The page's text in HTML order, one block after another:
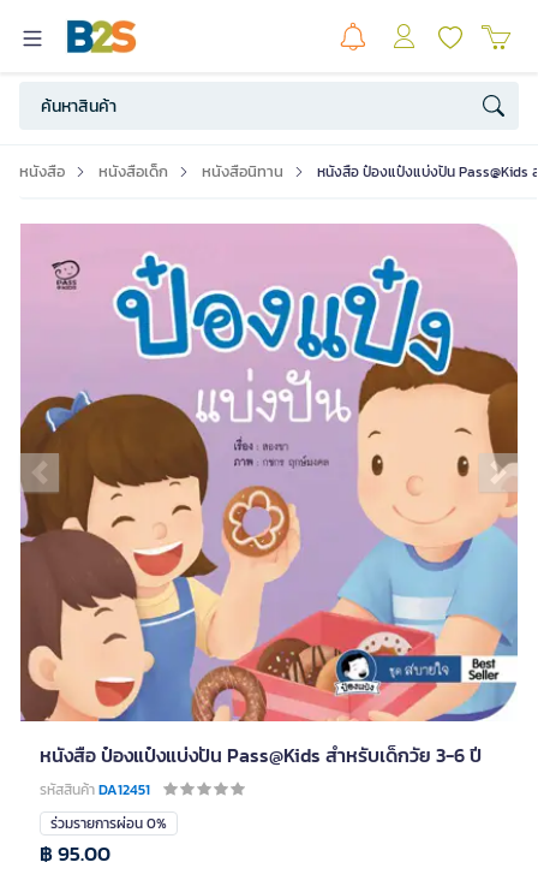
หนังสือ หนังสือเด็ก หนังสือนิทาน หนังสือ ป๋องแป๋งแบ่งปัน Pass@Kids
Previous slide
หนังสือ ป๋องแป๋งแบ่งปัน Pass@Kids สำหรับเด็กวัย 3-6 ปี
รหัสสินค้าDA12451
ร่วมรายการผ่อน 0%
฿ 95.00